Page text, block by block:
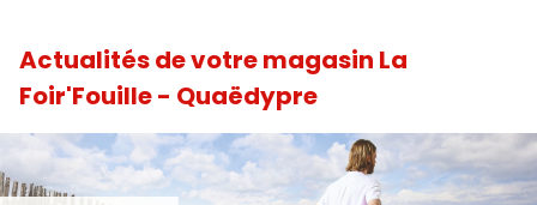
Actualités de votre magasin La
Foir'Fouille - Quaëdypre